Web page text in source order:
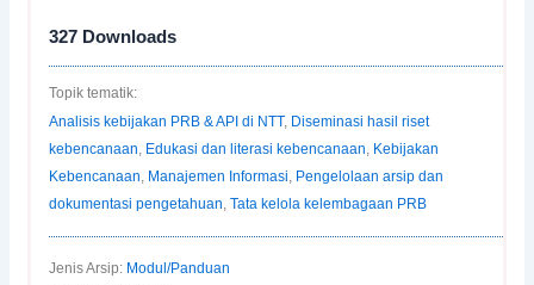
327 Downloads
Topik tematik:
Analisis kebijakan PRB & API di NTT, Diseminasi hasil riset
kebencanaan, Edukasi dan literasi kebencanaan, Kebijakan
Kebencanaan, Manajemen Informasi, Pengelolaan arsip dan
dokumentasi pengetahuan,Tata kelola kelembagaan PRB
Jenis Arsip: Modul/Panduan